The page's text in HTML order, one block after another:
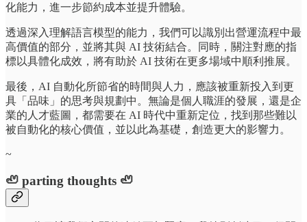
化能力，進一步節約成本並提升體驗。
透過深入理解語言模型的能力，我們可以識別出營運流程中最
高價值的部分，並將其與 AI 技術結合。同時，關注對應的指
標以具體化成效，將有助於 AI 技術在更多場域中順利推展。
最後，AI 自動化所節省的時間與人力，應該被重新投入到更
具「品味」的思考與規劃中。無論是個人職涯的發展，還是企
業的人才藍圖，都需要在 AI 時代中重新定位，找到那些難以
被自動化的核心價值，並以此為基礎，創造更大的影響力。
~
🦥 parting thoughts 🦥